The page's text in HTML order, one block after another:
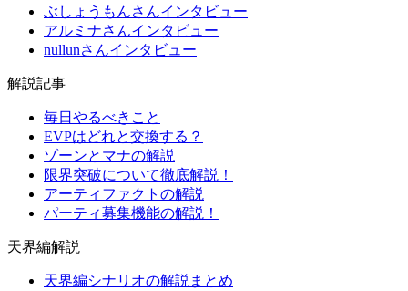
ぶしょうもんさんインタビュー
アルミナさんインタビュー
nullunさんインタビュー
解説記事
毎日やるべきこと
EVPはどれと交換する？
ゾーンとマナの解説
限界突破について徹底解説！
アーティファクトの解説
パーティ募集機能の解説！
天界編解説
天界編シナリオの解説まとめ